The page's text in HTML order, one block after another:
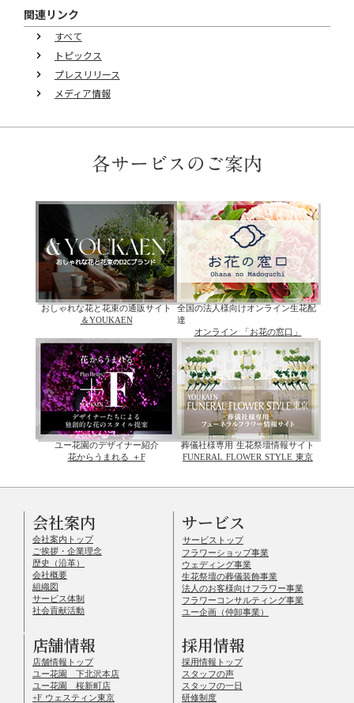
関連リンク
keyboard_arrow_right すべて
keyboard_arrow_right トピックス
keyboard_arrow_right プレスリリース
keyboard_arrow_right メディア情報
各サービスのご案内
おしゃれな花と花束の通販サイト
＆YOUKAEN
全国の法人様向けオンライン生花配
達
オンライン 「お花の窓口」
ユー花園のデザイナー紹介
花からうまれる ＋F
葬儀社様専用 生花祭壇情報サイト
FUNERAL FLOWER STYLE 東京
会社案内
会社案内トップ
ご挨拶・企業理念
歴史（沿革）
会社概要
組織図
サービス体制
社会貢献活動
サービス
サービストップ
フラワーショップ事業
ウェディング事業
生花祭壇の葬儀装飾事業
法人のお客様向けフラワー事業
フラワーコンサルティング事業
ユー企画（仲卸事業）
店舗情報
店舗情報トップ
ユー花園 下北沢本店
ユー花園 桜新町店
+F ウェスティン東京
採用情報
採用情報トップ
スタッフの声
スタッフの一日
研修制度